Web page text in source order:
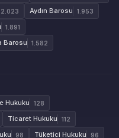
2.023 Aydın Barosu 1.953
1.891
Barosu 1.582
Hukuku 128
Ticaret Hukuku 112
98 Tüketici Hukuku 96